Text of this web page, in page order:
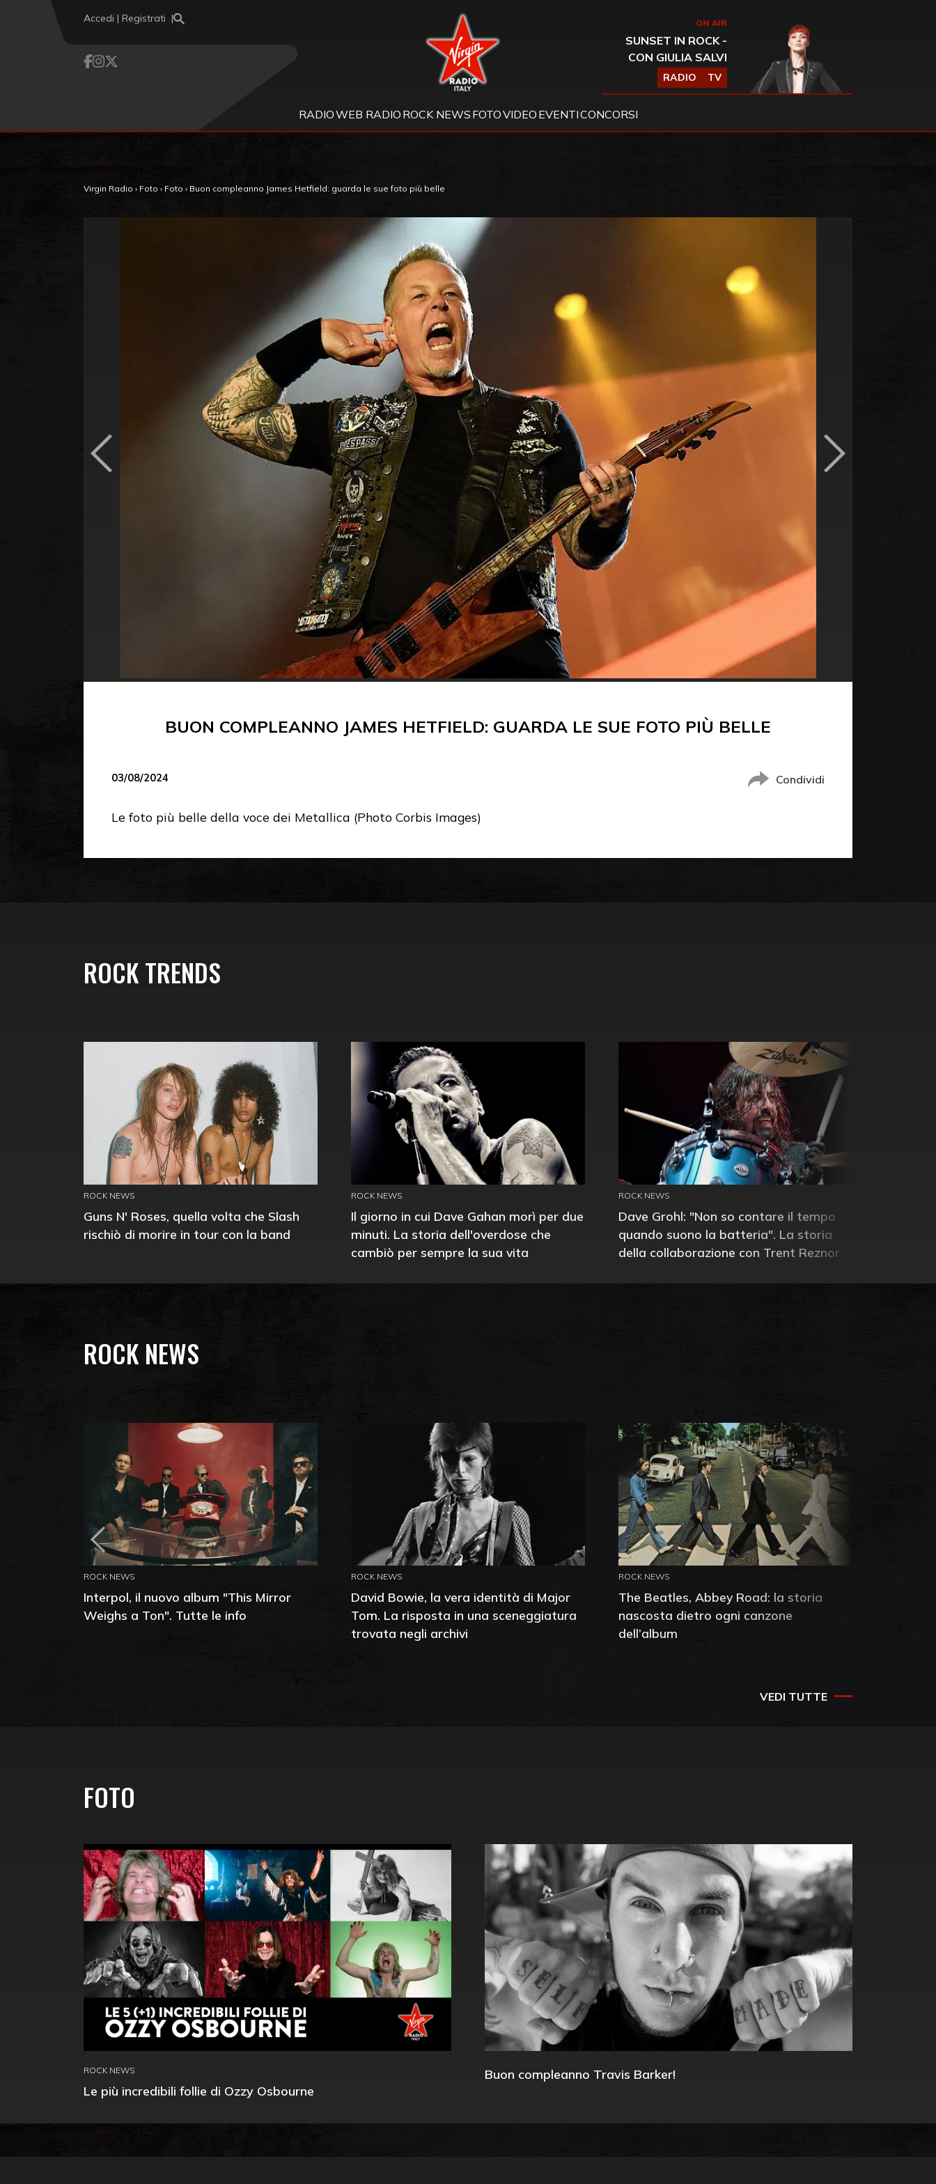
Accedi | Registrati Virgin Radio ON AIR
SUNSET IN ROCK -
CON GIULIA SALVI
RADIO TV
RADIOWEB RADIO ROCK NEWS FOTOVIDEO EVENTICONCORSI
Virgin Radio › Foto › Foto › Buon compleanno James Hetfield: guarda le sue foto più belle
BUON COMPLEANNO JAMES HETFIELD: GUARDA LE SUE FOTO PIÙ BELLE
03/08/2024 Condividi
Le foto più belle della voce dei Metallica (Photo Corbis Images)
ROCK TRENDS
ROCK NEWS
Guns N' Roses, quella volta che Slash
rischiò di morire in tour con la band
ROCK NEWS
Il giorno in cui Dave Gahan morì per due
minuti. La storia dell'overdose che
cambiò per sempre la sua vita
ROCK NEWS
Dave Grohl: "Non so contare il tempo
quando suono la batteria". La storia
della collaborazione con Trent Reznor
ROCK NEWS
ROCK NEWS
Interpol, il nuovo album "This Mirror
Weighs a Ton". Tutte le info
ROCK NEWS
David Bowie, la vera identità di Major
Tom. La risposta in una sceneggiatura
trovata negli archivi
ROCK NEWS
The Beatles, Abbey Road: la storia
nascosta dietro ogni canzone
dell’album
VEDI TUTTE
FOTO
ROCK NEWS
Le più incredibili follie di Ozzy Osbourne
Buon compleanno Travis Barker!